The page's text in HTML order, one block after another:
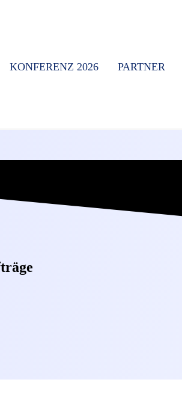
KONFERENZ 2026 PARTNER